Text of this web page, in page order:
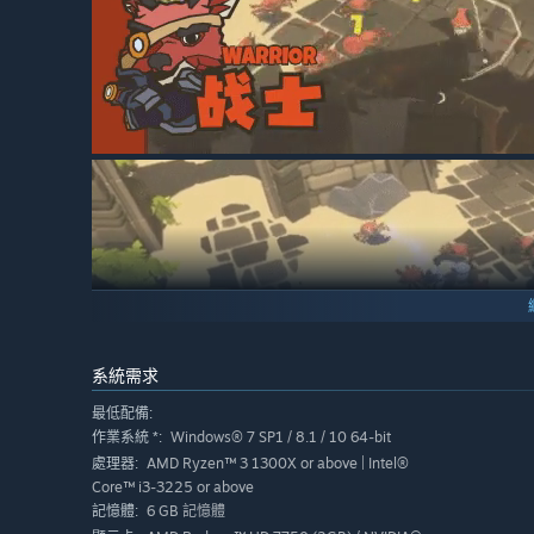
混搭不同的职业技能来创造你喜欢的角色吧！
系統需求
最低配備:
作業系統 *: Windows® 7 SP1 / 8.1 / 10 64-bit
處理器: AMD Ryzen™ 3 1300X or above | Intel®
Core™ i3-3225 or above
記憶體: 6 GB 記憶體